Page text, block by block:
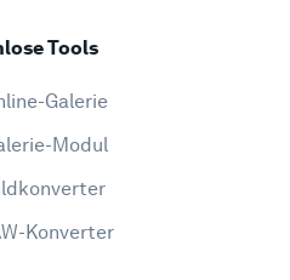
Tools
Galerie
Modul
Konverter